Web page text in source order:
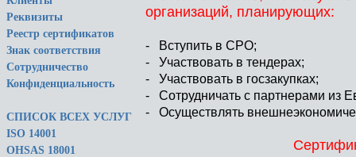
Реквизиты
Реестр сертификатов
Знак соответствия
Сотрудничество
Конфиденциальность
СПИСОК ВСЕХ УСЛУГ
ISO 14001
OHSAS 18001
организаций, планирующих:
- Вступить в СРО;
- Участвовать в тендерах;
- Участвовать в госзакупках;
- Сотрудничать с партнерами из
- Осуществлять